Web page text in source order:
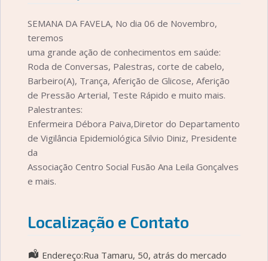
SEMANA DA FAVELA, No dia 06 de Novembro,
teremos
uma grande ação de conhecimentos em saúde:
Roda de Conversas, Palestras, corte de cabelo,
Barbeiro(A), Trança, Aferição de Glicose, Aferição
de Pressão Arterial, Teste Rápido e muito mais.
Palestrantes:
Enfermeira Débora Paiva,Diretor do Departamento
de Vigilância Epidemiológica Silvio Diniz, Presidente
da
Associação Centro Social Fusão Ana Leila Gonçalves
e mais.
Localização e Contato
Endereço:Rua Tamaru, 50, atrás do mercado